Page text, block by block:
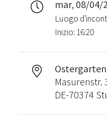
mar, 08/04/
Luogo
Inizio: 16:20
Masurenstr.
DE-70374